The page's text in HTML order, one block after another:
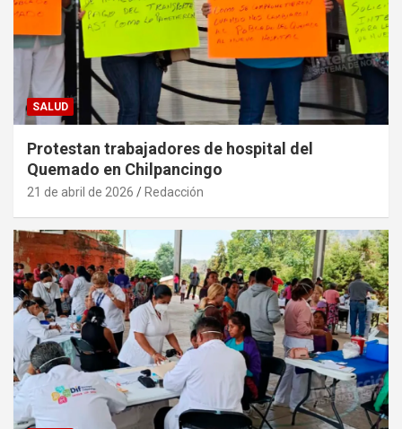
SALUD
Protestan trabajadores de hospital del
Quemado en Chilpancingo
21 de abril de 2026 Redacción